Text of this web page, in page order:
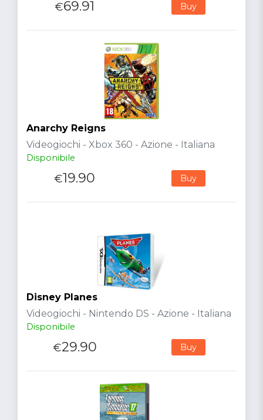
€69.91 Buy
Anarchy Reigns
Videogiochi - Xbox 360 - Azione - Italiana
Disponibile
€19.90 Buy
Disney Planes
Videogiochi - Nintendo DS - Azione - Italiana
Disponibile
€29.90 Buy